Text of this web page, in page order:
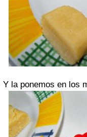
Y la ponemos en los